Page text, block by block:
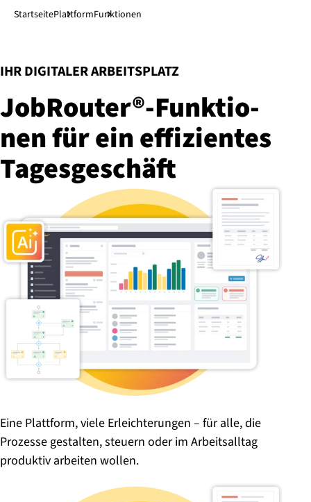
Direkt zum Hauptinhalt↓
StartseitePlattformFunktionen
IHR DIGITALER ARBEITSPLATZ
:
JobRouter®-Funk­tio­
nen für ein effizientes
Ta­ges­ge­schäft
Eine Plattform, viele Erleichterungen – für alle, die
Prozesse gestalten, steuern oder im Arbeitsalltag
produktiv arbeiten wollen.